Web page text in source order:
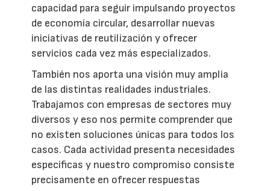
capacidad para seguir impulsando proyectos
de economía circular, desarrollar nuevas
iniciativas de reutilización y ofrecer
servicios cada vez más especializados.
También nos aporta una visión muy amplia
de las distintas realidades industriales.
Trabajamos con empresas de sectores muy
diversos y eso nos permite comprender que
no existen soluciones únicas para todos los
casos. Cada actividad presenta necesidades
específicas y nuestro compromiso consiste
precisamente en ofrecer respuestas